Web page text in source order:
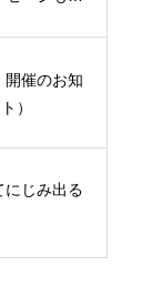
催のお知
）
じみ出る